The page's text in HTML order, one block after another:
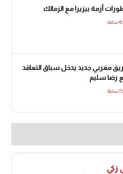
أزمة بيزيرا مع الزمالك
مغربي جديد يدخل سباق التعاقد
رضا سليم
زكي